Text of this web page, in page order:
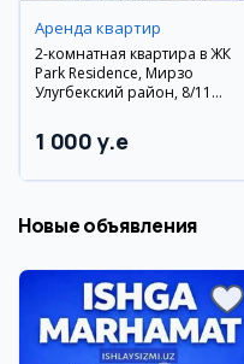
Аренда квартир
2-комнатная квартира в ЖК
Park Residence, Мирзо
Улугбекский район, 8/11
техника
1 000 y.e
Новые объявления